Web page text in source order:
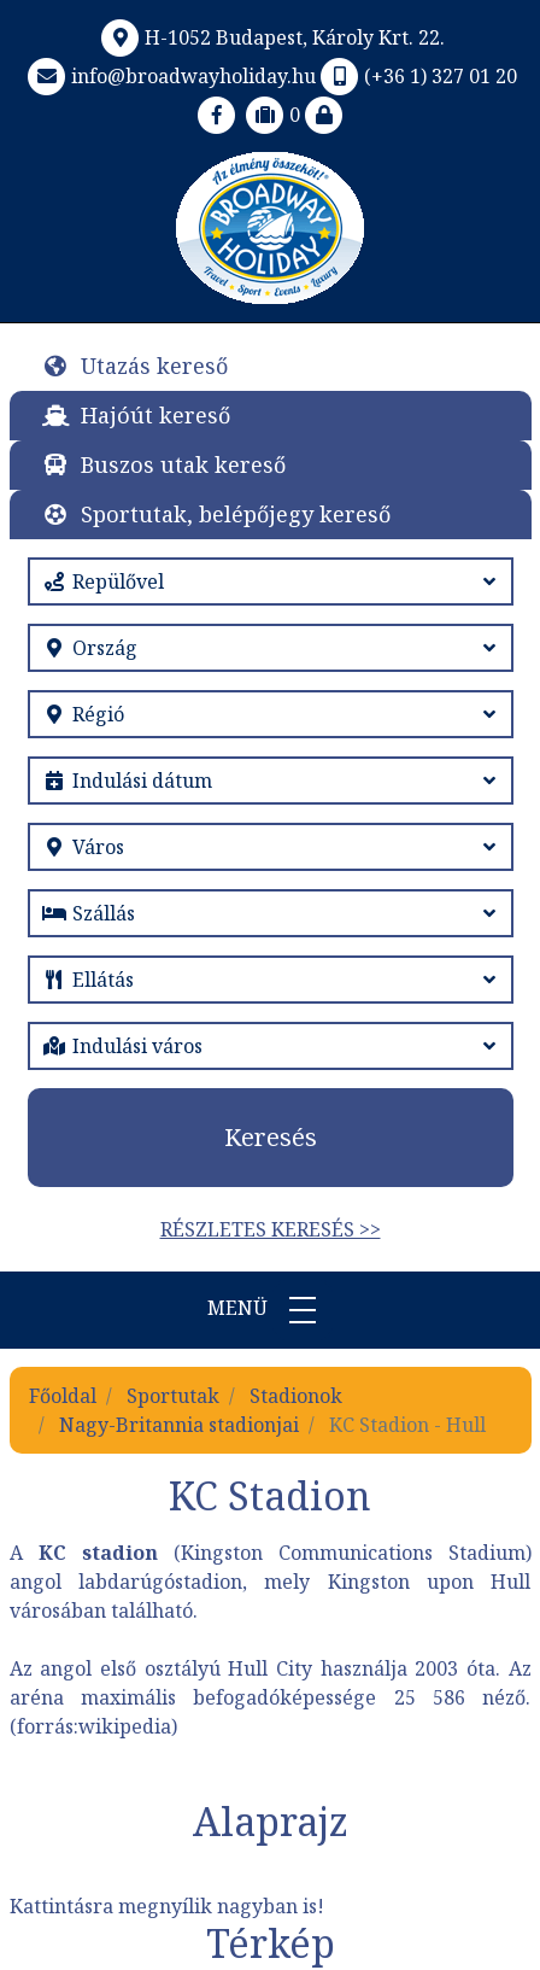
H-1052 Budapest, Károly Krt. 22.
info@broadwayholiday.hu
(+36 1) 327 01 20
0
Utazás kereső
Hajóút kereső
Buszos utak kereső
Sportutak, belépőjegy kereső
Keresés
RÉSZLETES KERESÉS >>
MENÜ
Főoldal Sportutak
Stadionok
Nagy-Britannia stadionjai
KC Stadion - Hull
KC Stadion
A KC stadion(Kingston Communications Stadium)
angol labdarúgóstadion, mely Kingston upon Hull
városában található.
Az angol első osztályúHull Cityhasználja 2003 óta. Az
aréna maximális befogadóképessége 25 586 néző.
(forrás:wikipedia)
Alaprajz
Kattintásra megnyílik nagyban is!
Térkép